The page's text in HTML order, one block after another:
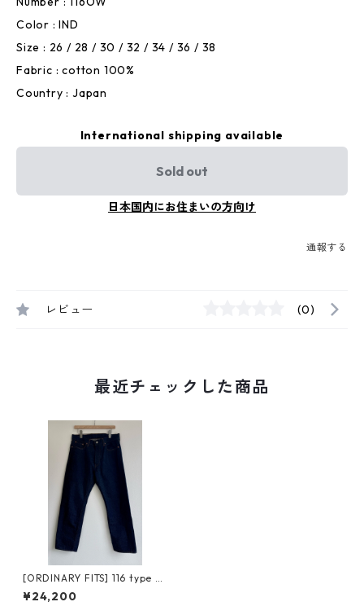
Color : IND
Size : 26 / 28 / 30 / 32 / 34 / 36 / 38
Fabric : cotton 100%
Country : Japan
International shipping available
Sold out
日本国内にお住まいの方向け
通報する
レビュー (0)
最近チェックした商品
[ORDINARY FITS] 116 type st
andard / one wash オーディ
ナリーフィッツ スタンダード
¥24,200